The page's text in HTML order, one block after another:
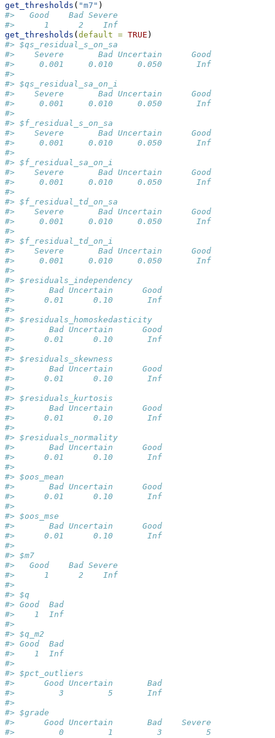
get_thresholds ( "m7" )
#>   Good    Bad Severe
#>      1      2    Inf
get_thresholds ( default = TRUE )
#> $qs_residual_s_on_sa
#>    Severe       Bad Uncertain      Good
#>     0.001     0.010     0.050       Inf
#>
#> $qs_residual_sa_on_i
#>    Severe       Bad Uncertain      Good
#>     0.001     0.010     0.050       Inf
#>
#> $f_residual_s_on_sa
#>    Severe       Bad Uncertain      Good
#>     0.001     0.010     0.050       Inf
#>
#> $f_residual_sa_on_i
#>    Severe       Bad Uncertain      Good
#>     0.001     0.010     0.050       Inf
#>
#> $f_residual_td_on_sa
#>    Severe       Bad Uncertain      Good
#>     0.001     0.010     0.050       Inf
#>
#> $f_residual_td_on_i
#>    Severe       Bad Uncertain      Good
#>     0.001     0.010     0.050       Inf
#>
#> $residuals_independency
#>       Bad Uncertain      Good
#>      0.01      0.10       Inf
#>
#> $residuals_homoskedasticity
#>       Bad Uncertain      Good
#>      0.01      0.10       Inf
#>
#> $residuals_skewness
#>       Bad Uncertain      Good
#>      0.01      0.10       Inf
#>
#> $residuals_kurtosis
#>       Bad Uncertain      Good
#>      0.01      0.10       Inf
#>
#> $residuals_normality
#>       Bad Uncertain      Good
#>      0.01      0.10       Inf
#>
#> $oos_mean
#>       Bad Uncertain      Good
#>      0.01      0.10       Inf
#>
#> $oos_mse
#>       Bad Uncertain      Good
#>      0.01      0.10       Inf
#>
#> $m7
#>   Good    Bad Severe
#>      1      2    Inf
#>
#> $q
#> Good  Bad
#>    1  Inf
#>
#> $q_m2
#> Good  Bad
#>    1  Inf
#>
#> $pct_outliers
#>      Good Uncertain       Bad
#>         3         5       Inf
#>
#> $grade
#>      Good Uncertain       Bad    Severe
#>         0         1         3         5